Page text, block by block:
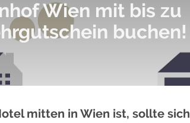
Wien mit bis zu
buchen!
mitten in Wien ist, sollte sich